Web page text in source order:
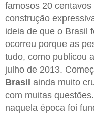
famosos 20
construção
ideia de que o Brasil
ocorreu porque as
tudo, como publicou a
julho de 2013.
Brasil ainda muito
com muitas
naquela época foi